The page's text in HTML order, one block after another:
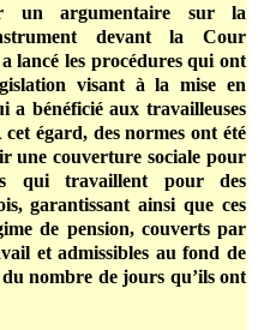
un argumentaire sur la
devant la Cour
lancé les procédures qui ont
visant à la mise en
bénéficié aux travailleuses
égard, des normes ont été
une couverture sociale pour
qui travaillent pour des
garantissant ainsi que ces
de pension, couverts par
et admissibles au fond de
nombre de jours qu’ils ont